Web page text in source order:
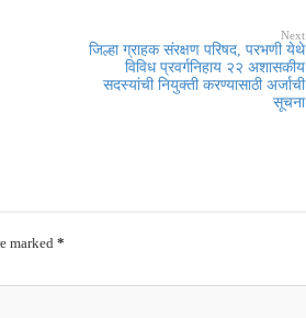
Next
जिल्हा ग्राहक संरक्षण परिषद, परभणी येथे
विविध प्रवर्गनिहाय २२ अशासकीय
सदस्यांची नियुक्ती करण्यासाठी अर्जाची
सूचना
marked *